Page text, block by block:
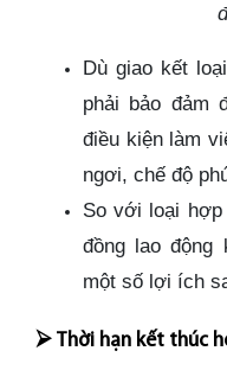
Dù giao kết
phải bảo đảm
điều kiện làm
ngơi, chế độ
So với loại
đồng lao động
một số lợi ích
⮚ Thời hạn kết thúc